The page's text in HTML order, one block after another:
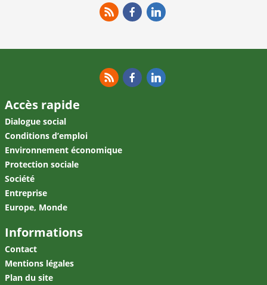
Accès rapide
Dialogue social
Conditions d’emploi
Environnement économique
Protection sociale
Société
Entreprise
Europe, Monde
Informations
Contact
Mentions légales
Plan du site